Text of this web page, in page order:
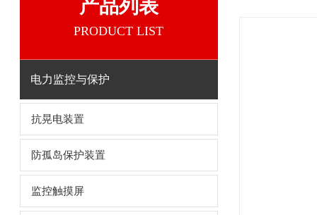
产品列表
PRODUCT LIST
电力监控与保护
抗晃电装置
防孤岛保护装置
监控触摸屏